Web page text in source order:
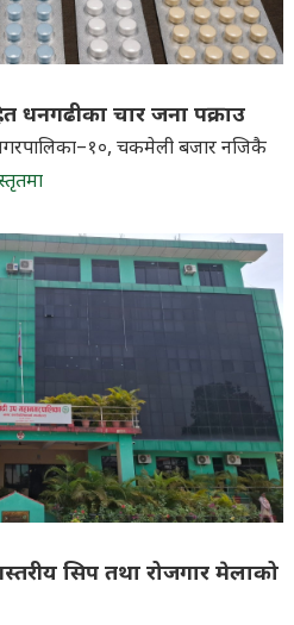
चार जना पक्राउ
चकमेली बजार नजिकै
सिप तथा रोजगार मेलाको